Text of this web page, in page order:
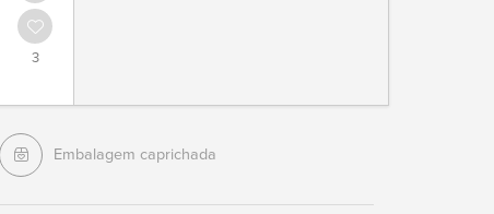
3
Embalagem caprichada